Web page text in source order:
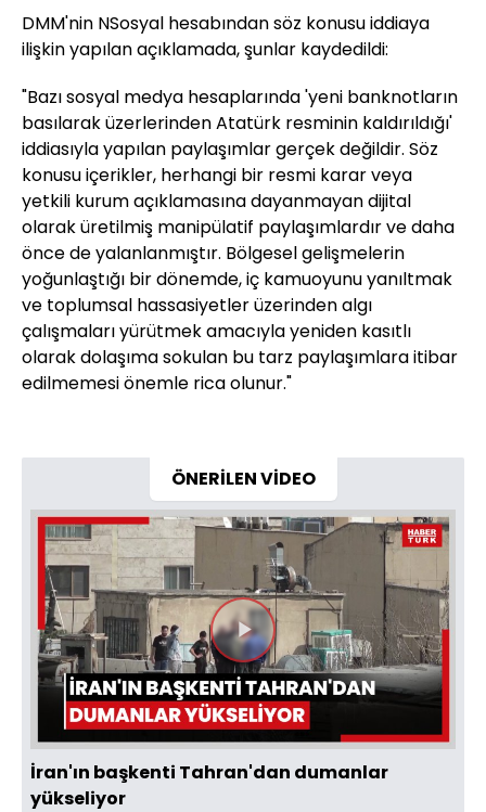
DMM'nin NSosyal hesabından söz konusu iddiaya
ilişkin yapılan açıklamada, şunlar kaydedildi:
"Bazı sosyal medya hesaplarında 'yeni banknotların
basılarak üzerlerinden Atatürk resminin kaldırıldığı'
iddiasıyla yapılan paylaşımlar gerçek değildir. Söz
konusu içerikler, herhangi bir resmi karar veya
yetkili kurum açıklamasına dayanmayan dijital
olarak üretilmiş manipülatif paylaşımlardır ve daha
önce de yalanlanmıştır. Bölgesel gelişmelerin
yoğunlaştığı bir dönemde, iç kamuoyunu yanıltmak
ve toplumsal hassasiyetler üzerinden algı
çalışmaları yürütmek amacıyla yeniden kasıtlı
olarak dolaşıma sokulan bu tarz paylaşımlara itibar
edilmemesi önemle rica olunur."
ÖNERİLEN VİDEO
Videoyu
Oynat
İran'ın başkenti Tahran'dan dumanlar
yükseliyor